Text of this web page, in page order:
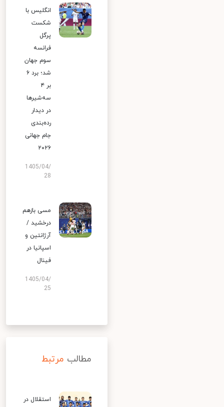
انگلیس با
شکست
پرگل
فرانسه
سوم جهان
شد؛ برد ۶
بر ۴
سه‌شیرها
در دیدار
رده‌بندی
جام جهانی
۲۰۲۶
1405/04/
28
مسی بازهم
درخشید /
آرژانتین و
اسپانیا در
فینال
1405/04/
25
مطالب مرتبط
استقلال در